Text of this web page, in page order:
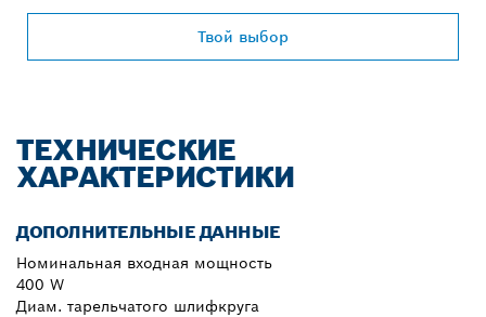
Твой выбор
ТЕХНИЧЕСКИЕ
ХАРАКТЕРИСТИКИ
ДОПОЛНИТЕЛЬНЫЕ ДАННЫЕ
Номинальная входная мощность
400 W
Диам. тарельчатого шлифкруга